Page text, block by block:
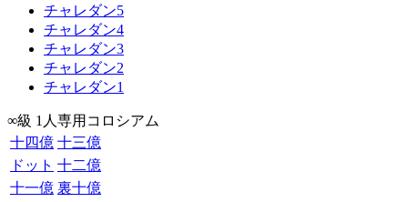
チャレダン5
チャレダン4
チャレダン3
チャレダン2
チャレダン1
∞級 1人専用コロシアム
十四億 十三億
ドット 十二億
十一億 裏十億